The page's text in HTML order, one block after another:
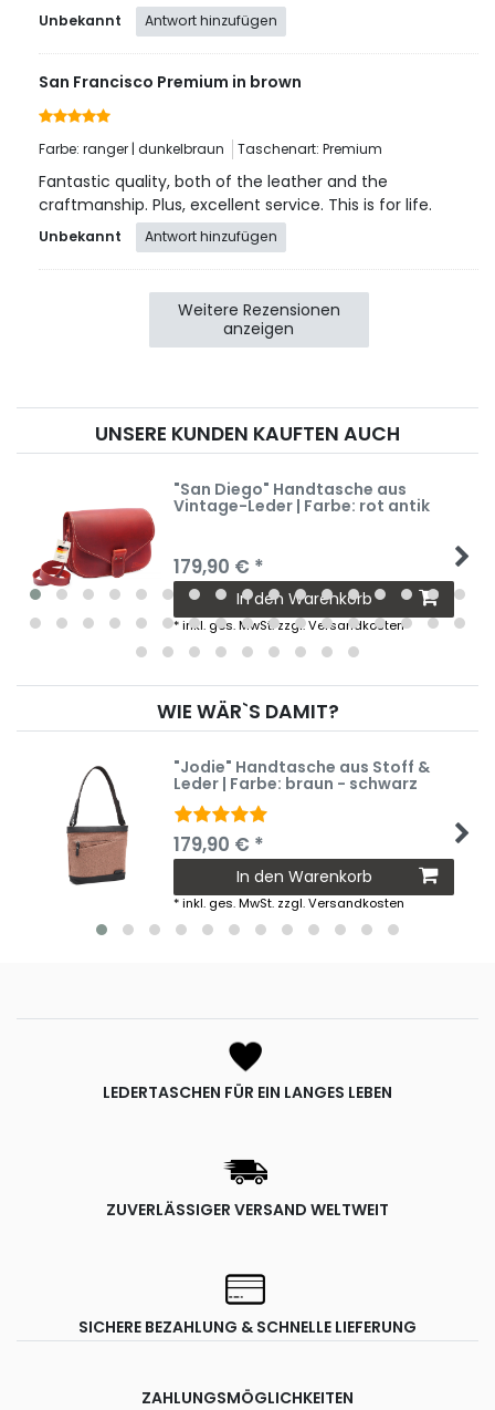
Unbekannt Antwort hinzufügen
San Francisco Premium in brown
Farbe: ranger | dunkelbraun Taschenart: Premium
Fantastic quality, both of the leather and the
craftmanship. Plus, excellent service. This is for life.
Unbekannt Antwort hinzufügen
Weitere Rezensionen
anzeigen
UNSERE KUNDEN KAUFTEN AUCH
"San Diego" Handtasche aus
Vintage-Leder | Farbe: rot antik
179,90 € *
In den Warenkorb
*inkl. ges. MwSt.zzgl.Versandkosten
WIE WÄR`S DAMIT?
"Jodie" Handtasche aus Stoff &
Leder | Farbe: braun - schwarz
179,90 € *
In den Warenkorb
*inkl. ges. MwSt. zzgl.Versandkosten
LEDERTASCHEN FÜR EIN LANGES LEBEN
ZUVERLÄSSIGER VERSAND WELTWEIT
SICHERE BEZAHLUNG & SCHNELLE LIEFERUNG
ZAHLUNGSMÖGLICHKEITEN